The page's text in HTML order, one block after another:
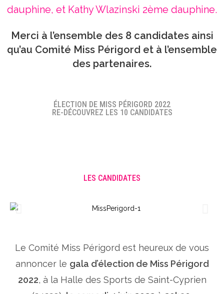
dauphine, et Kathy Wlazinski 2ème dauphine.
Merci à l’ensemble des 8 candidates ainsi
qu’au Comité Miss Périgord et à l’ensemble
des partenaires.
ÉLECTION DE MISS PÉRIGORD 2022
RE-DÉCOUVREZ LES 10 CANDIDATES
LES CANDIDATES
Le Comité Miss Périgord est heureux de vous
annoncer le gala d’élection de Miss Périgord
2022, à la Halle des Sports de Saint-Cyprien